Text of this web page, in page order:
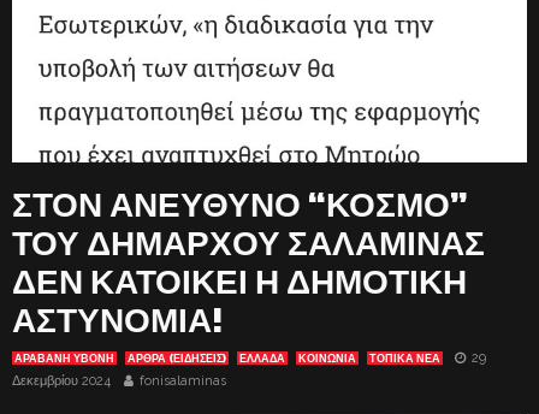
ΣΤΟΝ ΑΝΕΥΘΥΝΟ “ΚΟΣΜΟ”
ΤΟΥ ΔΗΜΑΡΧΟΥ ΣΑΛΑΜΙΝΑΣ
ΔΕΝ ΚΑΤΟΙΚΕΙ Η ΔΗΜΟΤΙΚΗ
ΑΣΤΥΝΟΜΙΑ!
ΑΡΑΒΑΝΗ ΥΒΟΝΗ ΑΡΘΡΑ (ΕΙΔΗΣΕΙΣ) ΕΛΛΑΔΑ ΚΟΙΝΩΝΙΑ ΤΟΠΙΚΑ ΝΕΑ
29
Δεκεμβρίου 2024
fonisalaminas